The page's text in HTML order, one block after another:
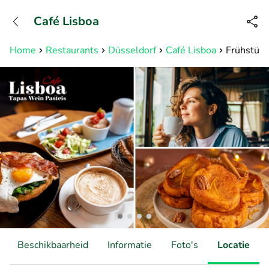
Bereikbaar tot 23:00 uur
Home Restaurants Düsseldorf Café Lisboa
Café Lisboa
Beschikbaarheid Informatie Foto's Locatie